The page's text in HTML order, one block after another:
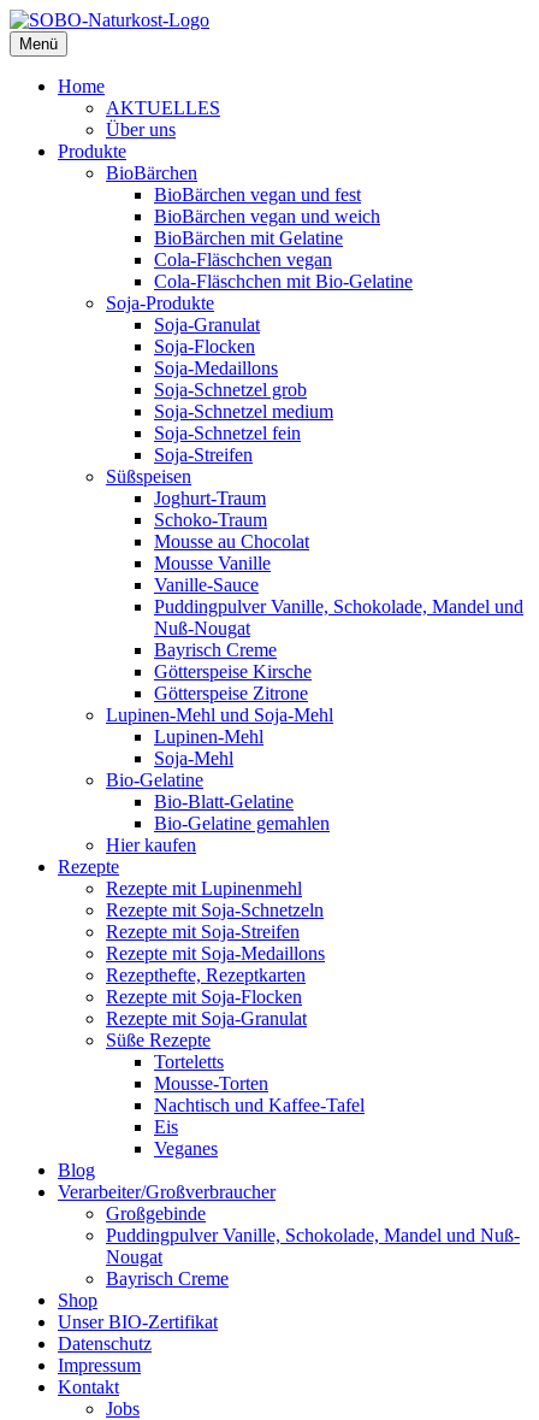
SOBO Naturkost
Die feine Bio-Marke
Menü
Home
AKTUELLES
Über uns
Produkte
BioBärchen
BioBärchen vegan und fest
BioBärchen vegan und weich
BioBärchen mit Gelatine
Cola-Fläschchen vegan
Cola-Fläschchen mit Bio-Gelatine
Soja-Produkte
Soja-Granulat
Soja-Flocken
Soja-Medaillons
Soja-Schnetzel grob
Soja-Schnetzel medium
Soja-Schnetzel fein
Soja-Streifen
Süßspeisen
Joghurt-Traum
Schoko-Traum
Mousse au Chocolat
Mousse Vanille
Vanille-Sauce
Puddingpulver Vanille, Schokolade, Mandel und
Nuß-Nougat
Bayrisch Creme
Götterspeise Kirsche
Götterspeise Zitrone
Lupinen-Mehl und Soja-Mehl
Lupinen-Mehl
Soja-Mehl
Bio-Gelatine
Bio-Blatt-Gelatine
Bio-Gelatine gemahlen
Hier kaufen
Rezepte
Rezepte mit Lupinenmehl
Rezepte mit Soja-Schnetzeln
Rezepte mit Soja-Streifen
Rezepte mit Soja-Medaillons
Rezepthefte, Rezeptkarten
Rezepte mit Soja-Flocken
Rezepte mit Soja-Granulat
Süße Rezepte
Torteletts
Mousse-Torten
Nachtisch und Kaffee-Tafel
Eis
Veganes
Blog
Verarbeiter/Großverbraucher
Großgebinde
Puddingpulver Vanille, Schokolade, Mandel und Nuß-
Nougat
Bayrisch Creme
Shop
Unser BIO-Zertifikat
Datenschutz
Impressum
Kontakt
Jobs